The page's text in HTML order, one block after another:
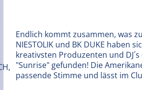
Endlich kommt zusammen, was
NIESTOLIK und BK DUKE haben
kreativsten Produzenten und
"Sunrise" gefunden! Die
passende Stimme und lässt im